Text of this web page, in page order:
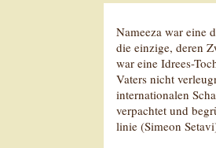
Nameeza war eine
die einzige, deren
war eine Idrees-
Vaters nicht
internationalen
verpachtet und
linie (Simeon